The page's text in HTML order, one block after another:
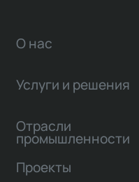
О нас
Услуги и решения
Отрасли
промышленности
Проекты